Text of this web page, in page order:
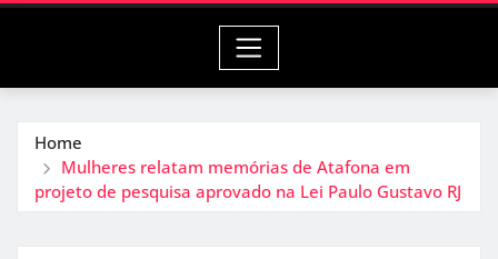
Home
Mulheres relatam memórias de Atafona em
projeto de pesquisa aprovado na Lei Paulo Gustavo RJ